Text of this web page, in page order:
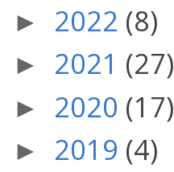
► 2022 (8)
► 2021 (27)
► 2020 (17)
► 2019 (4)